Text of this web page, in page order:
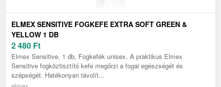
ELMEX SENSITIVE FOGKEFE EXTRA SOFT GREEN &
YELLOW 1 DB
2 480 Ft
Elmex Sensitive, 1 db, Fogkefék unisex, A praktikus Elmex
Sensitive fogköztisztító kefe megőrzi a fogai egészségét és
szépségét. Hatékonyan távolít...